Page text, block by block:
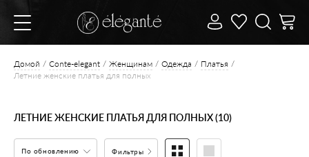
Домой Conte-elegant Женщинам Одежда
Платья
Летние женские платья для полных
ЛЕТНИЕ ЖЕНСКИЕ ПЛАТЬЯ ДЛЯ ПОЛНЫХ (10)
По обновлению Фильтры